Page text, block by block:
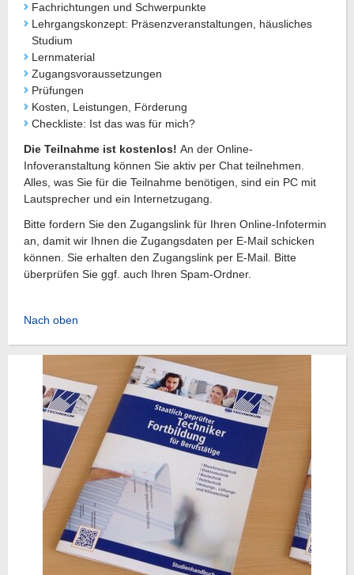
Fachrichtungen und Schwerpunkte
Lehrgangskonzept: Präsenzveranstaltungen, häusliches
Studium
Lernmaterial
Zugangsvoraussetzungen
Prüfungen
Kosten, Leistungen, Förderung
Checkliste: Ist das was für mich?
Die Teilnahme ist kostenlos! An der Online-
Infoveranstaltung können Sie aktiv per Chat teilnehmen.
Alles, was Sie für die Teilnahme benötigen, sind ein PC mit
Lautsprecher und ein Internetzugang.
Bitte fordern Sie den Zugangslink für Ihren Online-Infotermin
an, damit wir Ihnen die Zugangsdaten per E-Mail schicken
können. Sie erhalten den Zugangslink per E-Mail. Bitte
überprüfen Sie ggf. auch Ihren Spam-Ordner.
Nach oben